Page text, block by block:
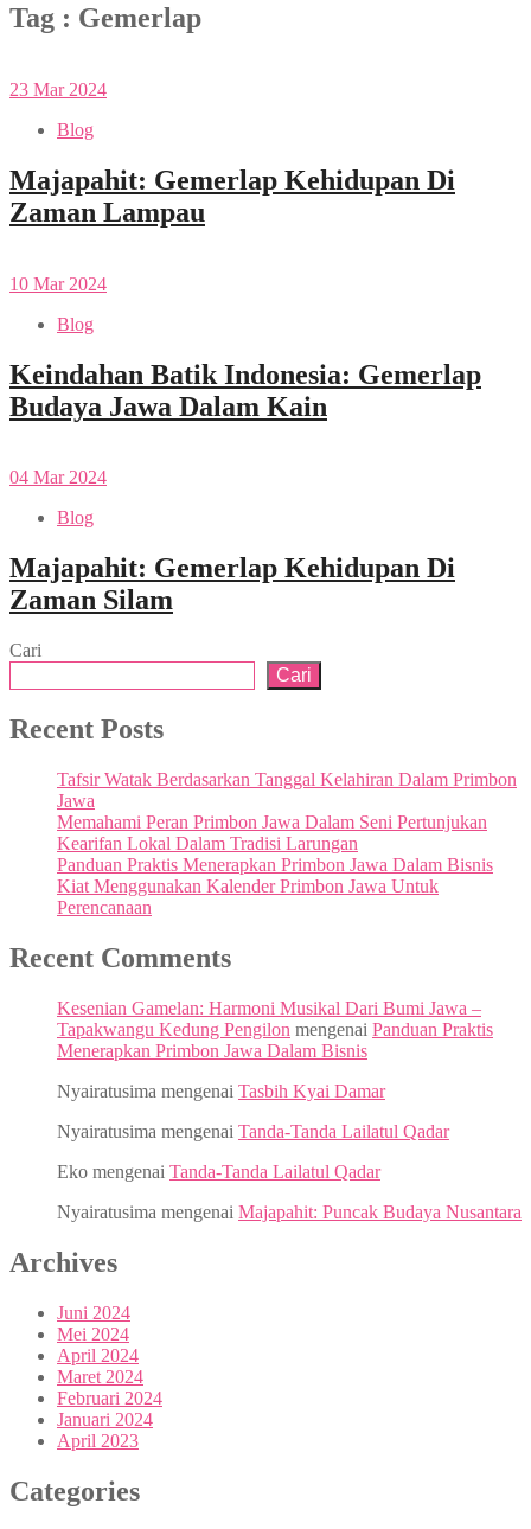
Tag : Gemerlap
23 Mar 2024
Blog
Majapahit: Gemerlap Kehidupan Di
Zaman Lampau
10 Mar 2024
Blog
Keindahan Batik Indonesia: Gemerlap
Budaya Jawa Dalam Kain
04 Mar 2024
Blog
Majapahit: Gemerlap Kehidupan Di
Zaman Silam
Cari
Cari
Recent Posts
Tafsir Watak Berdasarkan Tanggal Kelahiran Dalam Primbon
Jawa
Memahami Peran Primbon Jawa Dalam Seni Pertunjukan
Kearifan Lokal Dalam Tradisi Larungan
Panduan Praktis Menerapkan Primbon Jawa Dalam Bisnis
Kiat Menggunakan Kalender Primbon Jawa Untuk
Perencanaan
Recent Comments
Kesenian Gamelan: Harmoni Musikal Dari Bumi Jawa –
Tapakwangu Kedung Pengilon mengenai Panduan Praktis
Menerapkan Primbon Jawa Dalam Bisnis
Nyairatusima mengenai Tasbih Kyai Damar
Nyairatusima mengenai Tanda-Tanda Lailatul Qadar
Eko mengenai Tanda-Tanda Lailatul Qadar
Nyairatusima mengenai Majapahit: Puncak Budaya Nusantara
Archives
Juni 2024
Mei 2024
April 2024
Maret 2024
Februari 2024
Januari 2024
April 2023
Categories